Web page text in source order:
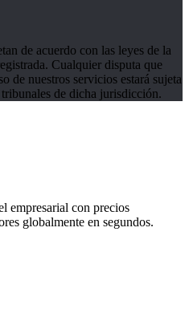
de acuerdo con las leyes de la
Cualquier disputa que
de nuestros servicios estará sujeta
de dicha jurisdicción.
empresarial con precios
globalmente en segundos.